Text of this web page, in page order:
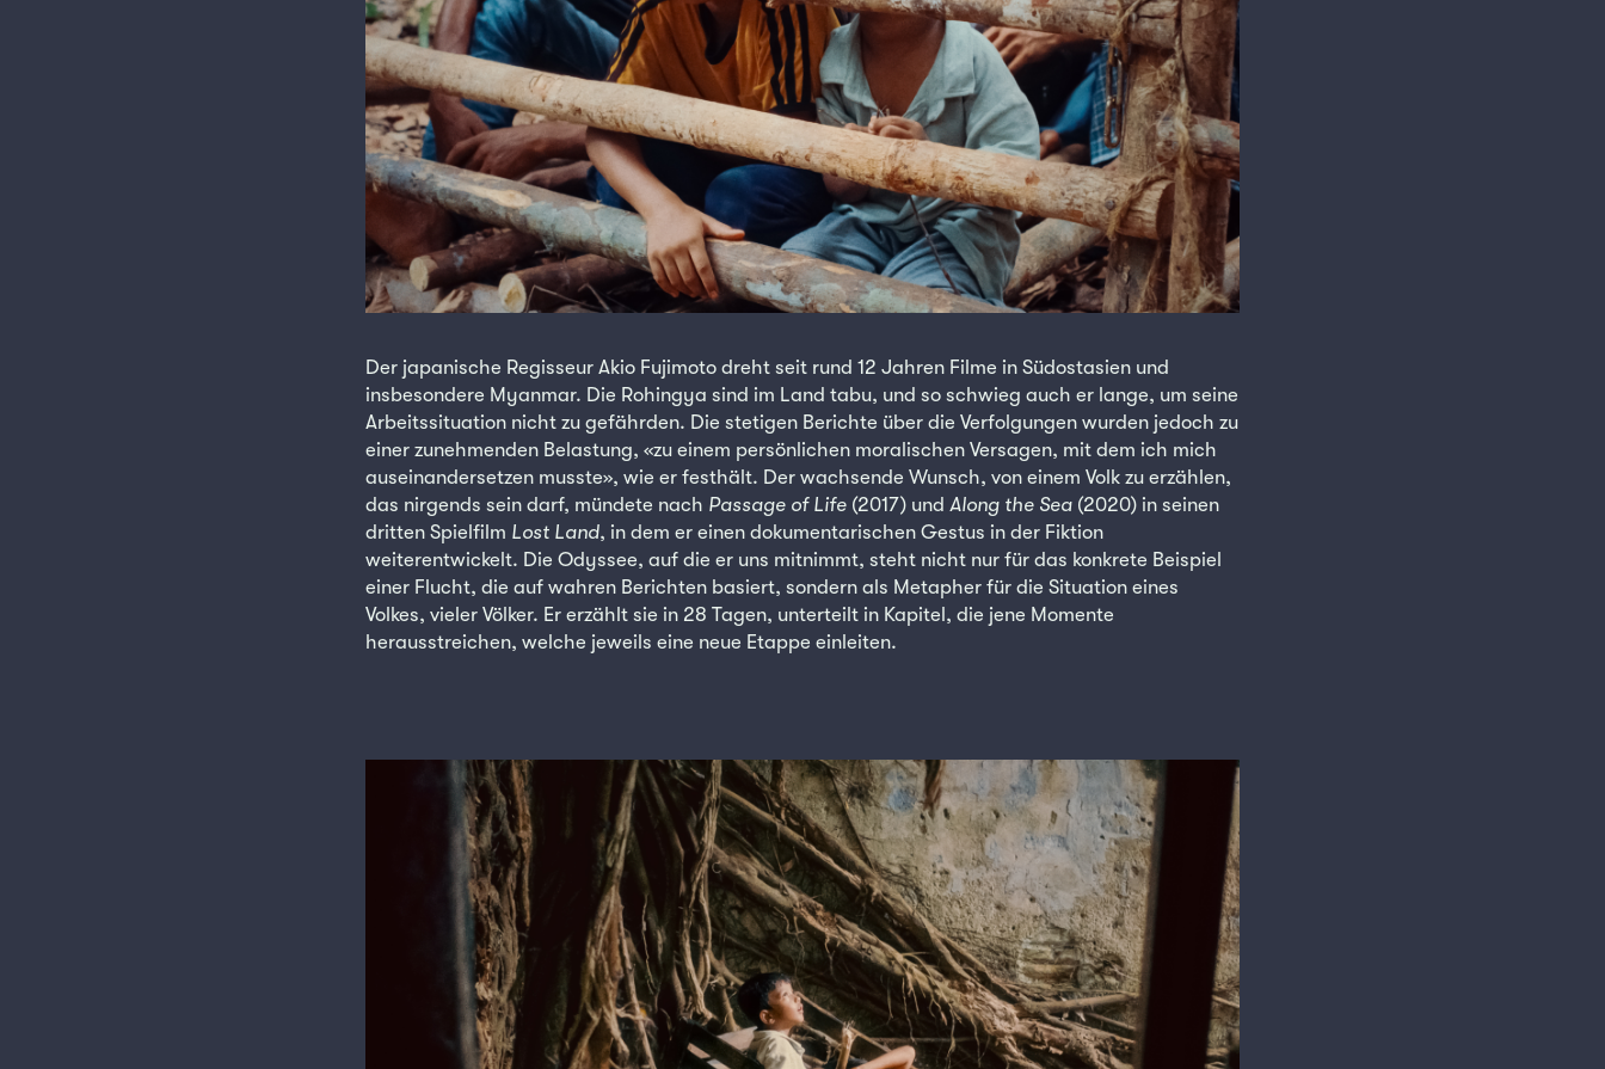
Der japanische Regisseur Akio Fujimoto dreht seit rund 12 Jahren Filme in Südostasien und
insbesondere Myanmar. Die Rohingya sind im Land tabu, und so schwieg auch er lange, um seine
Arbeitssituation nicht zu gefährden. Die stetigen Berichte über die Verfolgungen wurden jedoch zu
einer zunehmenden Belastung, «zu einem persönlichen moralischen Versagen, mit dem ich mich
auseinandersetzen musste», wie er festhält. Der wachsende Wunsch, von einem Volk zu erzählen,
das nirgends sein darf, mündete nach Passage of Life(2017) und Along the Sea(2020) in seinen
dritten Spielfilm Lost Land, in dem er einen dokumentarischen Gestus in der Fiktion
weiterentwickelt. Die Odyssee, auf die er uns mitnimmt, steht nicht nur für das konkrete Beispiel
einer Flucht, die auf wahren Berichten basiert, sondern als Metapher für die Situation eines
Volkes, vieler Völker. Er erzählt sie in 28 Tagen, unterteilt in Kapitel, die jene Momente
herausstreichen, welche jeweils eine neue Etappe einleiten.